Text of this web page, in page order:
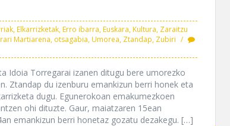
,Elkarrizketak,Erro ibarra,Euskara,Kultura, Zaraitzu
Martiarena, otsagabia,Umorea, Ztandap, Zubiri
Idoia Torregarai izanen ditugu bere umorezko
Ztandap du izenburu emankizun berri honek eta
dugu. Egunerokoan emakumezkoen
ohi dituzte. Gaur, maiatzaren 15ean
emankizun berri honetaz gozatu dezakegu. […]